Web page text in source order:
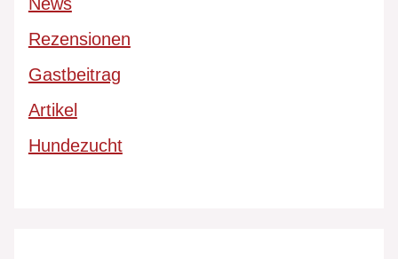
Rezensionen
Gastbeitrag
Artikel
Hundezucht